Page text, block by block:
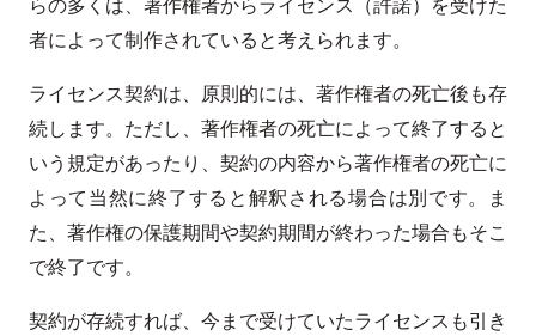
者によって制作されていると考えられます。
ライセンス契約は、原則的には、著作権者の死亡後も存
続します。ただし、著作権者の死亡によって終了すると
いう規定があったり、契約の内容から著作権者の死亡に
よって当然に終了すると解釈される場合は別です。ま
た、著作権の保護期間や契約期間が終わった場合もそこ
で終了です。
契約が存続すれば、今まで受けていたライセンスも引き